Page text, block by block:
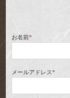
お名前*
メールアドレス*